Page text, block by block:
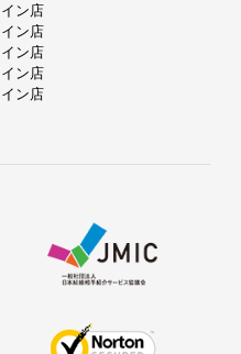
ン店
ン店
ン店
ン店
ン店